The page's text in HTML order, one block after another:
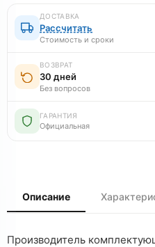
ДОСТАВКА
Рассчитать
Стоимость и сроки
ВОЗВРАТ
30 дней
Без вопросов
ГАРАНТИЯ
Официальная
Описание
Производитель